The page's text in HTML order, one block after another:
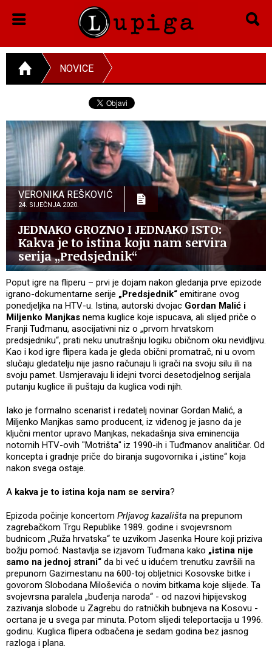
NOVICE
VERONIKA REŠKOVIĆ
24. SIJEČNJA 2020.
JEDNAKO GROZNO I JEDNAKO ISTO:
Kakva je to istina koju nam servira
serija „Predsjednik“
Poput igre na fliperu – prvi je dojam nakon gledanja prve epizode
igrano-dokumentarne serije „Predsjednik“ emitirane ovog
ponedjeljka na HTV-u. Istina, autorski dvojac Gordan Malić i
Miljenko Manjkas nema kuglice koje ispucava, ali slijed priče o
Franji Tuđmanu, asocijativni niz o „prvom hrvatskom
predsjedniku“, prati neku unutrašnju logiku običnom oku nevidljivu.
Kao i kod igre flipera kada je gleda obični promatrač, ni u ovom
slučaju gledatelju nije jasno računaju li igrači na svoju silu ili na
svoju pamet. Usmjeravaju li idejni tvorci desetodjelnog serijala
putanju kuglice ili puštaju da kuglica vodi njih.
Iako je formalno scenarist i redatelj novinar Gordan Malić, a
Miljenko Manjkas samo producent, iz viđenog je jasno da je
ključni mentor upravo Manjkas, nekadašnja siva eminencija
notornih HTV-ovih "Motrišta" iz 1990-ih i Tuđmanov analitičar. Od
koncepta i gradnje priče do biranja sugovornika i „istine“ koja
nakon svega ostaje.
A kakva je to istina koja nam se servira?
Epizoda počinje koncertom Prljavog kazališta na prepunom
zagrebačkom Trgu Republike 1989. godine i svojevrsnom
budnicom „Ruža hrvatska“ te uzvikom Jasenka Houre koji priziva
božju pomoć. Nastavlja se izjavom Tuđmana kako „istina nije
samo na jednoj strani“ da bi već u idućem trenutku završili na
prepunom Gazimestanu na 600-toj obljetnici Kosovske bitke i
govorom Slobodana Miloševića o novim bitkama koje slijede. Ta
svojevrsna paralela „buđenja naroda“ - od nazovi hipijevskog
zazivanja slobode u Zagrebu do ratničkih bubnjeva na Kosovu -
ocrtana je u svega par minuta. Potom slijedi teleportacija u 1996.
godinu. Kuglica flipera odbačena je sedam godina bez jasnog
razloga i plana.